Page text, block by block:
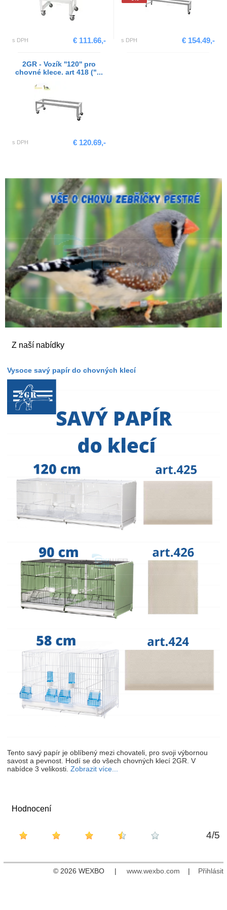
Z naší nabídky
Vysoce savý papír do chovných klecí
Tento savý papír je oblíbený mezi chovateli, pro svoji výbornou
savost a pevnost. Hodí se do všech chovných klecí 2GR. V
nabídce 3 velikosti. Zobrazit více...
Hodnocení
4/5
s DPH € 111.66,- s DPH € 154.49,-
2GR - Vozík ''120'' pro
chovné klece. art 418 ("...
s DPH € 120.69,-
© 2026 WEXBO | www.wexbo.com | Přihlásit